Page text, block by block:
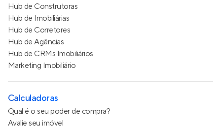
Hub de Construtoras
Hub de Imobiliárias
Hub de Corretores
Hub de Agências
Hub de CRMs Imobiliários
Marketing Imobiliário
Calculadoras
Qual é o seu poder de compra?
Avalie seu imóvel